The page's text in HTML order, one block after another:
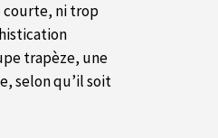
courte, ni trop
trapèze, une
selon qu’il soit